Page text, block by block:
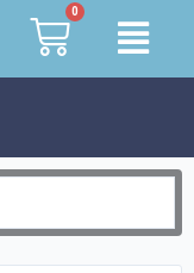
0
Cart